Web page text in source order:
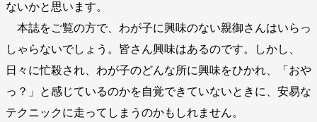
ないかと思います。
本誌をご覧の方で、わが子に興味のない親御さんはいらっ
しゃらないでしょう。皆さん興味はあるのです。しかし、
日々に忙殺され、わが子のどんな所に興味をひかれ、「おや
っ？」と感じているのかを自覚できていないときに、安易な
テクニックに走ってしまうのかもしれません。